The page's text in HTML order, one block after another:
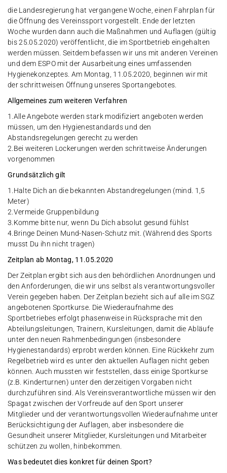
die Landesregierung hat vergangene Woche, einen Fahrplan für
die Öffnung des Vereinssport vorgestellt. Ende der letzten
Woche wurden dann auch die Maßnahmen und Auflagen (gültig
bis 25.05.2020) veröffentlicht, die im Sportbetrieb eingehalten
werden müssen. Seitdem befassen wir uns mit anderen Vereinen
und dem ESPO mit der Ausarbeitung eines umfassenden
Hygienekonzeptes. Am Montag, 11.05.2020, beginnen wir mit
der schrittweisen Öffnung unseres Sportangebotes.
Allgemeines zum weiteren Verfahren
1.Alle Angebote werden stark modifiziert angeboten werden
müssen, um den Hygienestandards und den
Abstandsregelungen gerecht zu werden
2.Bei weiteren Lockerungen werden schrittweise Änderungen
vorgenommen
Grundsätzlich gilt
1.Halte Dich an die bekannten Abstandregelungen (mind. 1,5
Meter)
2.Vermeide Gruppenbildung
3.Komme bitte nur, wenn Du Dich absolut gesund fühlst
4.Bringe Deinen Mund-Nasen-Schutz mit. (Während des Sports
musst Du ihn nicht tragen)
Zeitplan ab Montag, 11.05.2020
Der Zeitplan ergibt sich aus den behördlichen Anordnungen und
den Anforderungen, die wir uns selbst als verantwortungsvoller
Verein gegeben haben. Der Zeitplan bezieht sich auf alle im SGZ
angebotenen Sportkurse. Die Wiederaufnahme des
Sportbetriebes erfolgt phasenweise in Rücksprache mit den
Abteilungsleitungen, Trainern, Kursleitungen, damit die Abläufe
unter den neuen Rahmenbedingungen (insbesondere
Hygienestandards) erprobt werden können. Eine Rückkehr zum
Regelbetrieb wird es unter den aktuellen Auflagen nicht geben
können. Auch mussten wir feststellen, dass einige Sportkurse
(z.B. Kinderturnen) unter den derzeitigen Vorgaben nicht
durchzuführen sind. Als Vereinsverantwortliche müssen wir den
Spagat zwischen der Vorfreude auf den Sport unserer
Mitglieder und der verantwortungsvollen Wiederaufnahme unter
Berücksichtigung der Auflagen, aber insbesondere die
Gesundheit unserer Mitglieder, Kursleitungen und Mitarbeiter
schützen zu wollen, hinbekommen.
Was bedeutet dies konkret für deinen Sport?